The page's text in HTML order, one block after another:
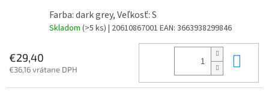
Farba: dark grey, Veľkosť: S
Skladom (>5 ks) | 20610867001 EAN: 3663938299846
€29,40
€36,16 vrátane DPH